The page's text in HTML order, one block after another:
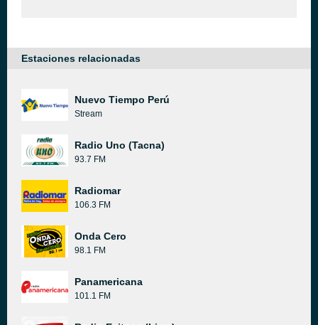
Estaciones relacionadas
Nuevo Tiempo Perú
Stream
Radio Uno (Tacna)
93.7 FM
Radiomar
106.3 FM
Onda Cero
98.1 FM
Panamericana
101.1 FM